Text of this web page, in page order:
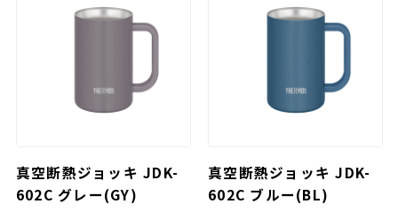
真空断熱ジョッキ JDK-
602C グレー(GY)
真空断熱ジョッキ JDK-
602C ブルー(BL)